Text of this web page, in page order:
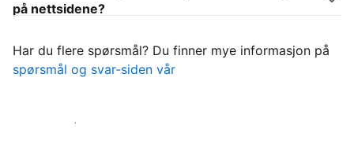
på nettsidene?
Har du flere spørsmål? Du finner mye informasjon på
spørsmål og svar-siden vår
Ta imot gjestene